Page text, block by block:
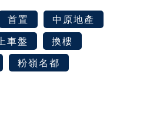
首置
中原地產
上車盤
換樓
粉嶺名都